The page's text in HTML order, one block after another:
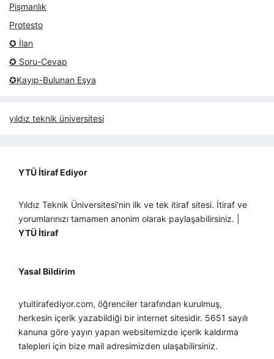
Pişmanlık
Protesto
✪ İlan
✪ Soru-Cevap
✪Kayıp-Bulunan Eşya
yıldız teknik üniversitesi
YTÜ İtiraf Ediyor
Yıldız Teknik Üniversitesi'nin ilk ve tek itiraf sitesi. İtiraf ve
yorumlarınızı tamamen anonim olarak paylaşabilirsiniz. |
YTÜ İtiraf
Yasal Bildirim
ytuitirafediyor.com, öğrenciler tarafından kurulmuş,
herkesin içerik yazabildiği bir internet sitesidir. 5651 sayılı
kanuna göre yayın yapan websitemizde içerik kaldırma
talepleri için bize mail adresimizden ulaşabilirsiniz.